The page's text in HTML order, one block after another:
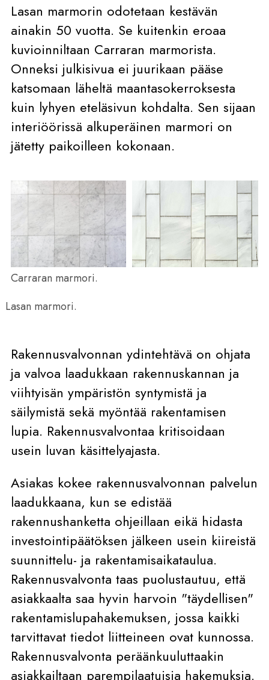
Lasan marmorin odotetaan kestävän
ainakin 50 vuotta. Se kuitenkin eroaa
kuvioinniltaan Carraran marmorista.
Onneksi julkisivua ei juurikaan pääse
katsomaan läheltä maantasokerroksesta
kuin lyhyen eteläsivun kohdalta. Sen sijaan
interiöörissä alkuperäinen marmori on
jätetty paikoilleen kokonaan.
Carraran marmori.
Lasan marmori.
Rakennusvalvonnan ydintehtävä on ohjata
ja valvoa laadukkaan rakennuskannan ja
viihtyisän ympäristön syntymistä ja
säilymistä sekä myöntää rakentamisen
lupia. Rakennusvalvontaa kritisoidaan
usein luvan käsittelyajasta.
Asiakas kokee rakennusvalvonnan palvelun
laadukkaana, kun se edistää
rakennushanketta ohjeillaan eikä hidasta
investointipäätöksen jälkeen usein kiireistä
suunnittelu- ja rakentamisaikataulua.
Rakennusvalvonta taas puolustautuu, että
asiakkaalta saa hyvin harvoin "täydellisen"
rakentamislupahakemuksen, jossa kaikki
tarvittavat tiedot liitteineen ovat kunnossa.
Rakennusvalvonta peräänkuuluttaakin
asiakkailtaan parempilaatuisia hakemuksia.